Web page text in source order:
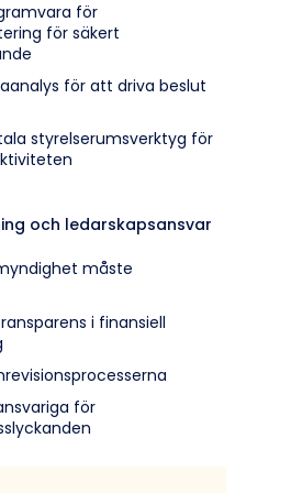
för
för säkert
för att driva beslut
styrelserumsverktyg för
och ledarskapsansvar
måste
i finansiell
för